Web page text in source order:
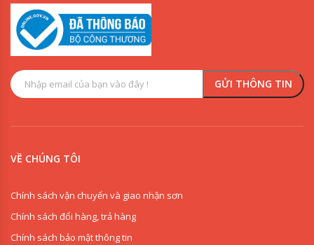
VỀ CHÚNG TÔI
Chính sách vận chuyển và giao nhận sơn
Chính sách đổi hàng, trả hàng
Chính sách bảo mật thông tin